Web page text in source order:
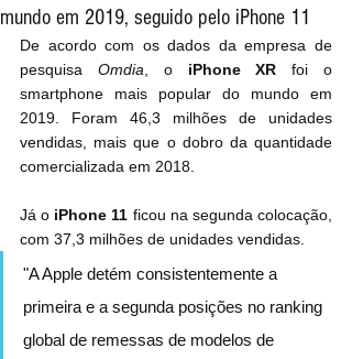
mundo em 2019, seguido pelo iPhone 11
De acordo com os dados da empresa de
pesquisa Omdia , o iPhone XR foi o
smartphone mais popular do mundo em
2019. Foram 46,3 milhões de unidades
vendidas, mais que o dobro da quantidade
comercializada em 2018.
Já o iPhone 11 ficou na segunda colocação,
com 37,3 milhões de unidades vendidas.
"A Apple detém consistentemente a
primeira e a segunda posições no ranking
global de remessas de modelos de